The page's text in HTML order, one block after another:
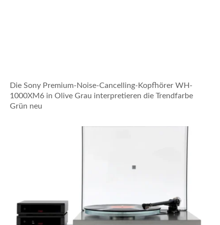
Die Sony Premium-Noise-Cancelling-Kopfhörer WH-
1000XM6 in Olive Grau interpretieren die Trendfarbe
Grün neu